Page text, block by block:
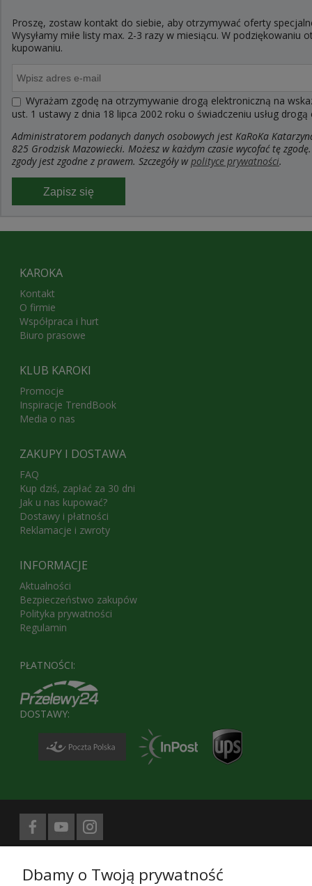
Proszę, zostaw kontakt do siebie, aby otrzymywać oferty
Wysyłamy miłe listy max. 2-3 razy w miesiącu. W
kupowaniu.
Wyrażam zgodę na otrzymywanie drogą elektroniczną na
ust. 1 ustawy z dnia 18 lipca 2002 roku o świadczeniu usług
Administratorem podanych danych osobowych jest KaRoKa
825 Grodzisk Mazowiecki. Możesz w każdym czasie wycofać tę
zgody jest zgodne z prawem. Szczegóły wpolityce prywatności.
Zapisz się
KAROKA
Kontakt
O firmie
Współpraca i hurt
Biuro prasowe
KLUB KAROKI
Promocje
Inspiracje TrendBook
Media o nas
ZAKUPY I DOSTAWA
FAQ
Kup dziś, zapłać za 30 dni
Jak u nas kupować?
Dostawy i płatności
Reklamacje i zwroty
INFORMACJE
Aktualności
Bezpieczeństwo zakupów
Polityka prywatności
Regulamin
PŁATNOŚCI:
DOSTAWY:
Dbamy o Twoją prywatność